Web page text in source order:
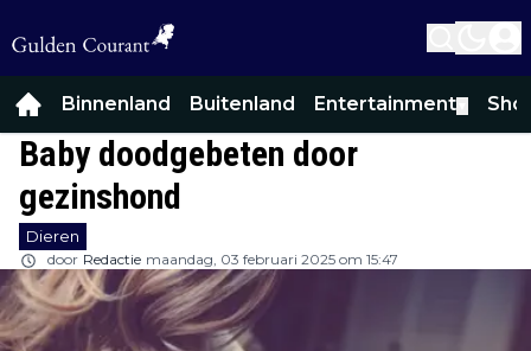
Binnenland Buitenland Entertainment
Baby doodgebeten door
gezinshond
Dieren
door Redactie maandag, 03 februari 2025 om 15:47